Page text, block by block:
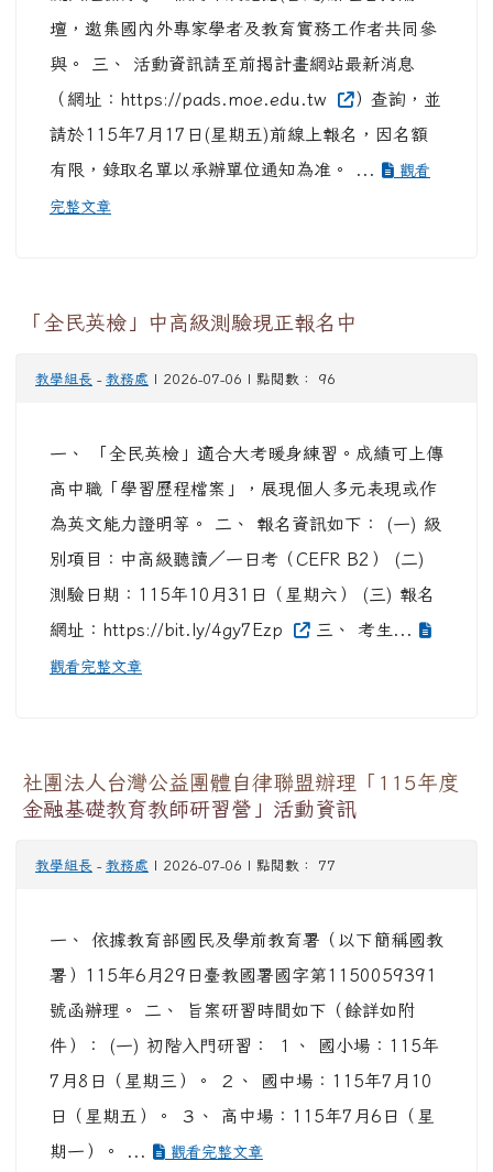
壇，邀集國內外專家學者及教育實務工作者共同參
與。 三、 活動資訊請至前揭計畫網站最新消息
（網址：https://pads.moe.edu.tw
）查詢，並
請於115年7月17日(星期五)前線上報名，因名額
有限，錄取名單以承辦單位通知為准。 ...
觀看
完整文章
「全民英檢」中高級測驗現正報名中
教學組長 - 教務處 | 2026-07-06 | 點閱數： 96
一、 「全民英檢」適合大考暖身練習。成績可上傳
高中職「學習歷程檔案」，展現個人多元表現或作
為英文能力證明等。 二、 報名資訊如下： (一) 級
別項目：中高級聽讀／一日考（CEFR B2） (二)
測驗日期：115年10月31日（星期六） (三) 報名
網址：https://bit.ly/4gy7Ezp
三、 考生...
觀看完整文章
社團法人台灣公益團體自律聯盟辦理「115年度
金融基礎教育教師研習營」活動資訊
教學組長 - 教務處 | 2026-07-06 | 點閱數： 77
一、 依據教育部國民及學前教育署（以下簡稱國教
署）115年6月29日臺教國署國字第1150059391
號函辦理。 二、 旨案研習時間如下（餘詳如附
件）： (一) 初階入門研習： １、 國小場：115年
7月8日（星期三）。 ２、 國中場：115年7月10
日（星期五）。 ３、 高中場：115年7月6日（星
期一）。 ...
觀看完整文章